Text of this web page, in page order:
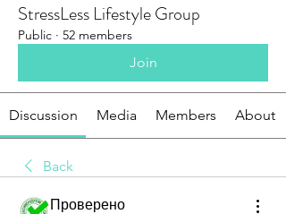
StressLess Lifestyle Group
Public · 52 members
Join
Discussion Media Members About
Back
Проверено